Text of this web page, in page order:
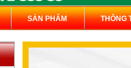
SẢN PHẨM THÔNG